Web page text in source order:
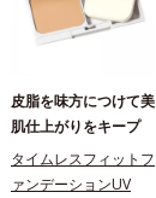
皮脂を味方につけて美
肌仕上がりをキープ
タイムレスフィットフ
ァンデーションUV